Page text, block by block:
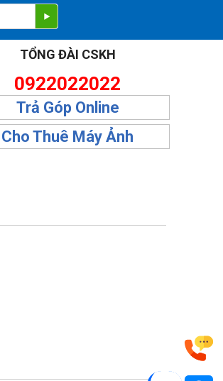
TỔNG ĐÀI CSKH
0922022022
Trả Góp Online
Cho Thuê Máy Ảnh